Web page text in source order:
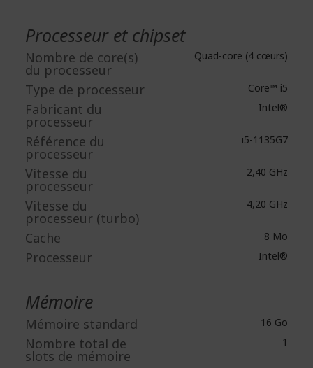
Processeur et chipset
Nombre de core(s)
du processeur
Quad-core (4 cœurs)
Type de processeur Core™ i5
Fabricant du
processeur
Intel®
Référence du
processeur
i5-1135G7
Vitesse du
processeur
2,40 GHz
Vitesse du
processeur (turbo)
4,20 GHz
Cache 8 Mo
Processeur Intel®
Mémoire
Mémoire standard 16 Go
Nombre total de
slots de mémoire
1